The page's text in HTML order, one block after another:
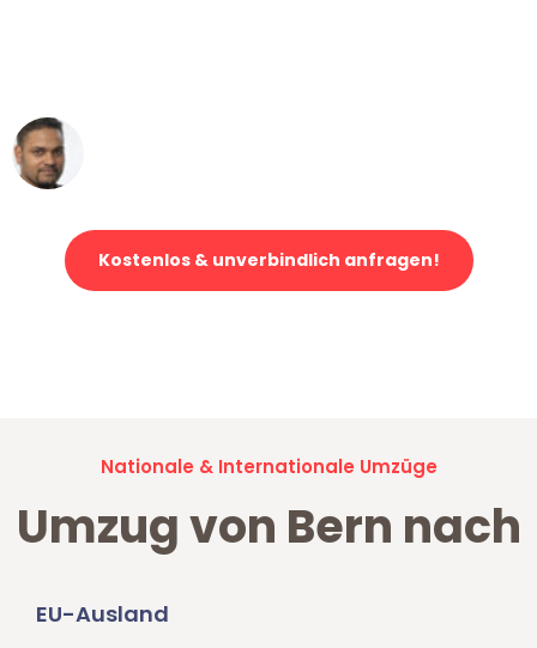
Kostenlos & unverbindlich anfragen!
Nationale & Internationale Umzüge
Umzug von Bern nach
EU-Ausland